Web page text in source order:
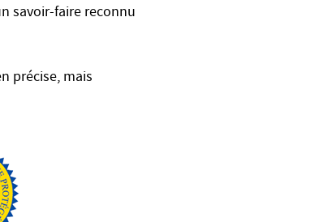
savoir-faire reconnu
précise, mais